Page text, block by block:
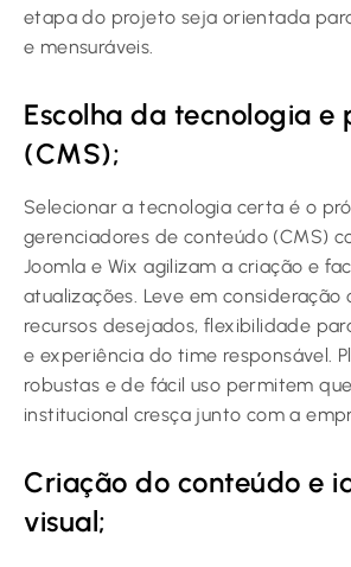
etapa do projeto seja orientada
e mensuráveis.
Escolha da tecnologia
(CMS);
Selecionar a tecnologia certa é o
gerenciadores de conteúdo (CMS)
Joomla e Wix agilizam a criação e
atualizações. Leve em consideração
recursos desejados, flexibilidade
e experiência do time responsável.
robustas e de fácil uso permitem
institucional cresça junto com a
Criação do conteúdo e
visual;